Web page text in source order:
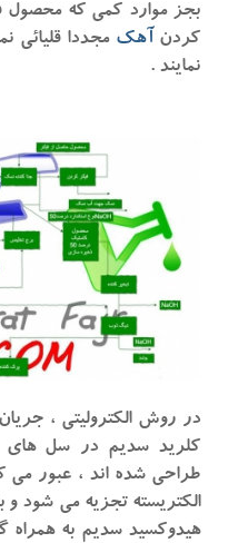
بجز موارد کمی که محصول
کردن آهک مجددا قلیائی
نمایند .
در روش الکترولیتی ،
کلرید سدیم در سل
طراحی شده اند ، عبور
هیدوکسید سدیم به همراه